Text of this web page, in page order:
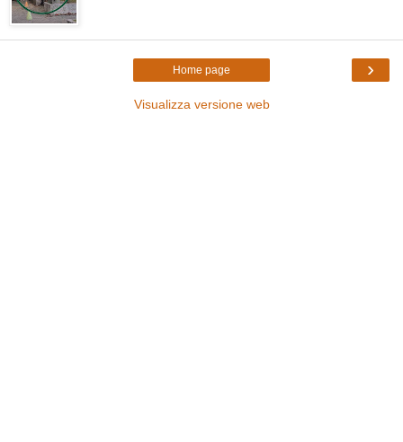
›
Home page
Visualizza versione web